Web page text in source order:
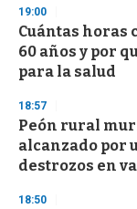
s
e
c
o
n
d
19:00
Cuántas horas
60 años y por
para la salud
18:57
Peón rural
alcanzado por
destrozos en
18:50